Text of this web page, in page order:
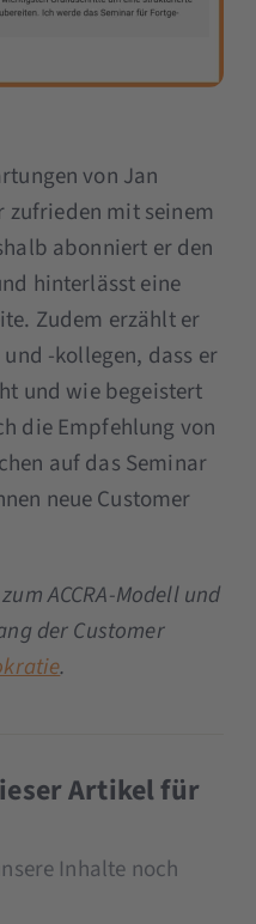
von Jan
mit seinem
abonniert er den
hinterlässt eine
Zudem erzählt er
-kollegen, dass er
und wie begeistert
die Empfehlung von
auf das Seminar
neue Customer
ACCRA-Modell und
der Customer
.
Artikel für
Inhalte noch